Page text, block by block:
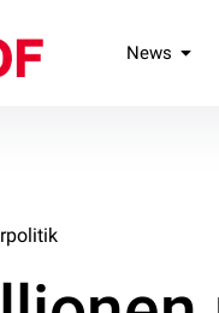
FreieNews